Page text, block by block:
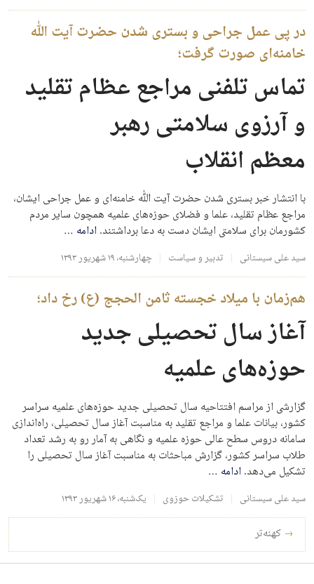
در پی عمل جراحی و بستری شدن حضرت آیت الله
خامنه‌ای صورت گرفت؛
تماس تلفنی مراجع عظام تقلید
و آرزوی سلامتی رهبر
معظم انقلاب
با انتشار خبر بستری شدن حضرت آیت الله خامنه‌ای و عمل جراحی ایشان،
مراجع عظام تقلید، علما و فضلای حوزه‌های علمیه همچون سایر مردم
کشورمان برای سلامتی ایشان دست به دعا برداشتند.ادامه …
سید علی سیستانی تدبیر و سیاست چهارشنبه، ۱۹ شهریور ۱۳۹۳
هم‌زمان با میلاد خجسته ثامن الحجج (ع) رخ داد؛
آغاز سال تحصیلی جدید
حوز‌ه‌های علمیه
گزارشی از مراسم افتتاحیه سال تحصیلی جدید حوزه‌های علمیه سراسر
کشور، بیانات علما و مراجع تقلید به مناسبت آغاز سال تحصیلی، راه‌اندازی
سامانه دروس سطح عالی حوزه علمیه و نگاهی به آمار رو به رشد تعداد
طلاب سراسر کشور، گزارش مباحثات به مناسبت آغاز سال تحصیلی را
تشکیل می‌دهد.ادامه …
سید علی سیستانی تشکیلات حوزوی یک‌شنبه، ۱۶ شهریور ۱۳۹۳
راه‌بری نوشته‌ها
→ کهنه‌تر